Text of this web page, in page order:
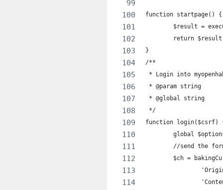
function startpage() {
$result =
return
}
/**
* Login into
*/
function login($csrf)
global
//send the
$ch =